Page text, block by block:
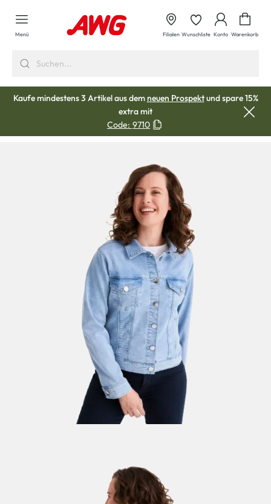
springen
Menü Filialen Wunschliste Konto Warenkorb
Kaufe mindestens 3 Artikel aus demneuen Prospektund spare 15%
extra mit
Code: 9710